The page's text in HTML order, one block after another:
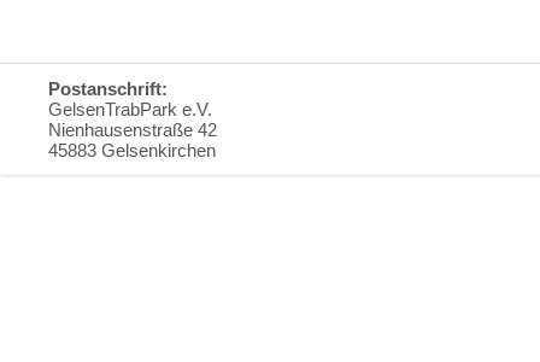
Postanschrift:
GelsenTrabPark e.V.
Nienhausenstraße 42
45883 Gelsenkirchen